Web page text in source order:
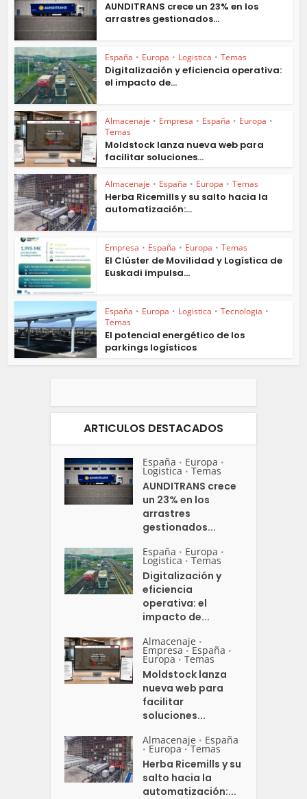
AUNDITRANS crece un 23% en los
arrastres gestionados...
España • Europa • Logistica • Temas
Digitalización y eficiencia operativa:
el impacto de...
Almacenaje • Empresa • España • Europa •
Temas
Moldstock lanza nueva web para
facilitar soluciones...
Almacenaje • España • Europa • Temas
Herba Ricemills y su salto hacia la
automatización:...
Empresa • España • Europa • Temas
El Clúster de Movilidad y Logística de
Euskadi impulsa...
España • Europa • Logistica • Tecnologia •
Temas
El potencial energético de los
parkings logísticos
ARTICULOS DESTACADOS
España • Europa •
Logistica • Temas
AUNDITRANS crece
un 23% en los
arrastres
gestionados...
España • Europa •
Logistica • Temas
Digitalización y
eficiencia
operativa: el
impacto de...
Almacenaje •
Empresa • España •
Europa • Temas
Moldstock lanza
nueva web para
facilitar
soluciones...
Almacenaje • España
• Europa • Temas
Herba Ricemills y su
salto hacia la
automatización:...